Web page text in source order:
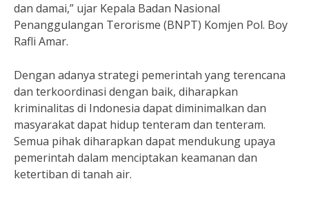
dan damai,” ujar Kepala Badan Nasional
Penanggulangan Terorisme (BNPT) Komjen Pol. Boy
Rafli Amar.
Dengan adanya strategi pemerintah yang terencana
dan terkoordinasi dengan baik, diharapkan
kriminalitas di Indonesia dapat diminimalkan dan
masyarakat dapat hidup tenteram dan tenteram.
Semua pihak diharapkan dapat mendukung upaya
pemerintah dalam menciptakan keamanan dan
ketertiban di tanah air.